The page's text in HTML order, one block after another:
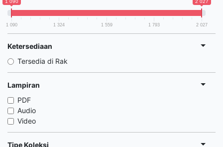
1 090 2 027
1 090 1 324 1 559 1 793 2 027
Ketersediaan
Tersedia di Rak
Lampiran
PDF
Audio
Video
Tipe Koleksi